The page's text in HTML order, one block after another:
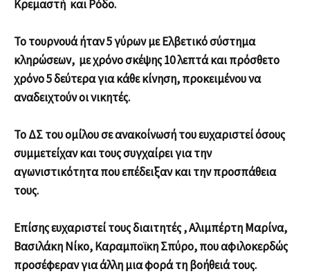
Κρεμαστή και Ρόδο.
Το τουρνουά ήταν 5 γύρων με Ελβετικό σύστημα
κληρώσεων, με χρόνο σκέψης 10 λεπτά και πρόσθετο
χρόνο 5 δεύτερα για κάθε κίνηση, προκειμένου να
αναδειχτούν οι νικητές.
Το ΔΣ του ομίλου σε ανακοίνωσή του ευχαριστεί όσους
συμμετείχαν και τους συγχαίρει για την
αγωνιστικότητα που επέδειξαν και την προσπάθεια
τους.
Επίσης ευχαριστεί τους διαιτητές , Αλιμπέρτη Μαρίνα,
Βασιλάκη Νίκο, Καραμποϊκη Σπύρο, που αφιλοκερδώς
προσέφεραν για άλλη μια φορά τη βοήθειά τους.